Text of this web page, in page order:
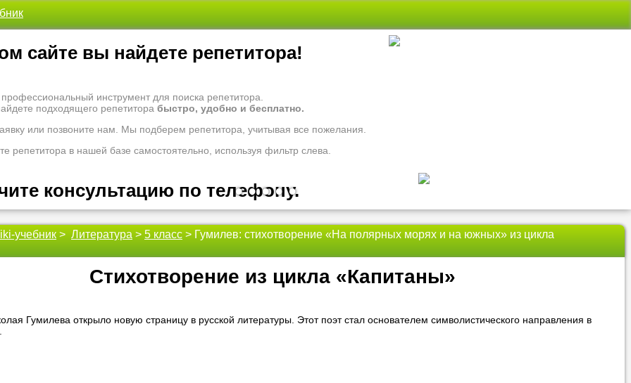
•••••
сайте вы найдете репетитора!
инструмент для поиска репетитора.
подходящего репетитора быстро, удобно и бесплатно.
или позвоните нам. Мы подберем репетитора, учитывая все пожелания.
репетитора в нашей базе самостоятельно, используя фильтр слева.
консультацию по телефону.
проконсультировать Вас по вопросам образования. Задайте свои вопросы
учебник > Литература > 5 класс > Гумилев: стихотворение «На полярных морях и на южных» из цикла
Стихотворение из цикла «Капитаны»
Гумилева открыло новую страницу в русской литературы. Этот поэт стал основателем символистического направления в